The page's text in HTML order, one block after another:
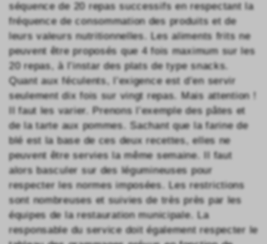
séquence de 20 repas successifs en respectant la
fréquence de consommation des produits et de
leurs valeurs nutritionnelles. Les aliments frits ne
peuvent être proposés que 4 fois maximum sur les
20 repas, à l’instar des plats de type snacks.
Quant aux féculents, l’exigence est d’en servir
seulement dix fois sur vingt repas. Mais attention !
Il faut les varier. Prenons l’exemple des pâtes et
de la tarte aux pommes. Sachant que la farine de
blé est la base de ces deux recettes, elles ne
peuvent être servies la même semaine. Il faut
alors basculer sur des légumineuses pour
respecter les normes imposées. Les restrictions
sont nombreuses et suivies de très près par les
équipes de la restauration municipale. La
responsable du service doit également respecter le